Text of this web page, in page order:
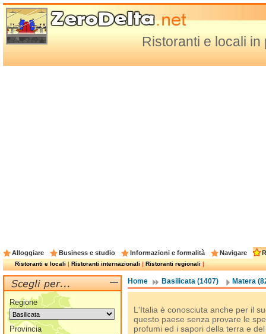
Ristoranti e locali
Alloggiare Business e studio Informazioni e formalità Navigare
Ristoranti e locali|Ristoranti internazionali|Ristoranti regionali|
Home Basilicata (1407) Matera
L'Italia è conosciuta anche per il
questo paese senza provare le
profumi ed i sapori della terra e
Regione
Provincia